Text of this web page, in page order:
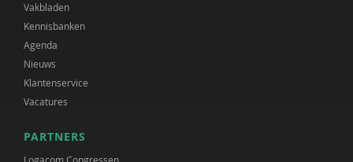
Vakbladen
Kennisbanken
Agenda
Nieuws
Klantenservice
Vacatures
PARTNERS